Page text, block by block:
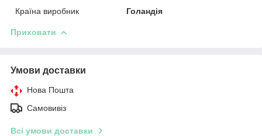
Країна виробник
Голандія
Приховати
Умови доставки
Нова Пошта
Самовивіз
Всі умови доставки